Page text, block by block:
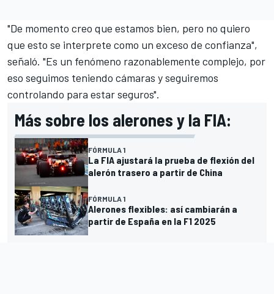
"De momento creo que estamos bien, pero no quiero
que esto se interprete como un exceso de confianza",
señaló. "Es un fenómeno razonablemente complejo, por
eso seguimos teniendo cámaras y seguiremos
controlando para estar seguros".
Más sobre los alerones y la FIA:
FÓRMULA 1
La FIA ajustará la prueba de flexión del
alerón trasero a partir de China
FÓRMULA 1
Alerones flexibles: así cambiarán a
partir de España en la F1 2025